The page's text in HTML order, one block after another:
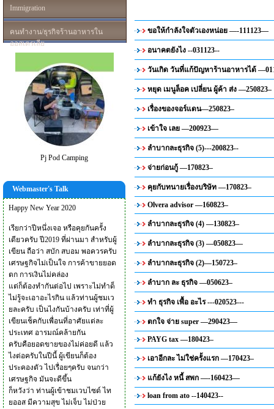
Immigration
คนทำงาน/ธุรกิจร้านอาหารใน
ออสเตรเลีย
Pj Pod Camping
Webmaster's Talk
Happy New Year 2020
เรียกว่าปีหนึ่งเจอ หรือคุยกันครั้ง
เดียวครับ ปี2019 ที่ผ่านมา สำหรับผู้
เขียน ถือว่า สบัก สบอม พอควรครับ
เศรษฐกิจไม่เป็นใจ การค้าขายยอด
ตก การเงินไม่คล่อง
แต่ก็ต้องทำกันต่อไป เพราะไม่ทำด็
ไม่รู้จะเอาอะไรกิน แล้วท่านผู้ชมเว
ยละครับ เป็นไงกันบ้างครับ เท่าที่ผู้
เขียนเช็คกับเพื่อนที่อาศัยแต่ละ
ประเทศ อารมณ์คล้ายกัน
ครับคือยอดขายของไม่ค่อยดี แล้ว
ไงต่อครับในปีนี้ ผู้เขียนก็ต้อง
ประคองตัว ไปเรื่อยๆครับ จนกว่า
เศรษฐกิจ มันจะดีขึ้น
ก็หวังว่า ท่านผู้เข้าชมเวบไซด์ ไท
ยออส มีความสุข ไม่เจ็บ ไม่ป่วย
ขอให้กำลังใจตัวเองหน่อย —-111123—
อนาคตยังไง --031123--
วันเกิด วันที่แก้ปัญหาร้านอาหารได้
หยุด เมนูล็อค เปลี่ยน ผู้ค้า ส่ง —250823–
เรื่องของจอร์แดน—250823–
เข้าใจ เลย —200923—
ลำบากละธุรกิจ (5)---200823--
จ่ายก่อนกู้ —170823–
คุยกับทนายเรื่องบริษัท —170823–
Olvera advisor —160823–
ลำบากละธุรกิจ (4) —130823–
ลำบากละธุรกิจ (3) —050823—
ลำบากละธุรกิจ (2)—150723–
ลำบาก ละ ธุรกิจ —050623–
ทำ ธุรกิจ เพื้อ อะไร ---020523---
ตกใจ จ่าย super —290423—
PAYG tax —180423–
เอาอีกละ ไม่ใช่ครั้งแรก —170423–
แก้ยังไง หนี้ สพก —-160423—
loan from ato --140423--